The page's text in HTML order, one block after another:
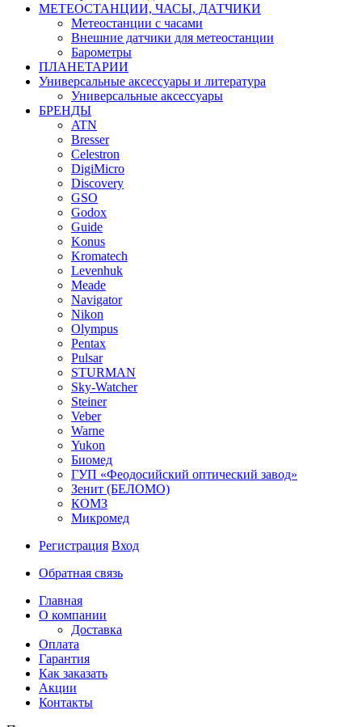
МЕТЕОСТАНЦИИ, ЧАСЫ, ДАТЧИКИ
Метеостанции с часами
Внешние датчики для метеостанции
Барометры
ПЛАНЕТАРИИ
Универсальные аксессуары и литература
Универсальные аксессуары
БРЕНДЫ
ATN
Bresser
Celestron
DigiMicro
Discovery
GSO
Godox
Guide
Konus
Kromatech
Levenhuk
Meade
Navigator
Nikon
Olympus
Pentax
Pulsar
STURMAN
Sky-Watcher
Steiner
Veber
Warne
Yukon
Биомед
ГУП «Феодосийский оптический завод»
Зенит (БЕЛОМО)
КОМЗ
Микромед
Регистрация Вход
Обратная связь
Главная
О компании
Доставка
Оплата
Гарантия
Как заказать
Акции
Контакты